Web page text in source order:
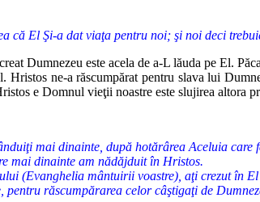
că El Şi-a dat viaţa pentru noi; şi noi deci
Dumnezeu este acela de a-L lăuda pe El.
Hristos ne-a răscumpărat pentru slava lui
e Domnul vieţii noastre este slujirea altora
mai dinainte, după hotărârea Aceluia care
mai dinainte am nădăjduit în Hristos.
(Evanghelia mântuirii voastre), aţi crezut în
pentru răscumpărarea celor câştigaţi de